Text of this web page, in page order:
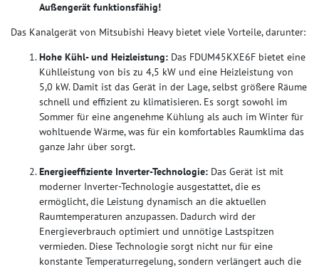
Außengerät funktionsfähig!
Das Kanalgerät von Mitsubishi Heavy bietet viele Vorteile, darunter:
Hohe Kühl- und Heizleistung: Das FDUM45KXE6F bietet eine
Kühlleistung von bis zu 4,5 kW und eine Heizleistung von
5,0 kW. Damit ist das Gerät in der Lage, selbst größere Räume
schnell und effizient zu klimatisieren. Es sorgt sowohl im
Sommer für eine angenehme Kühlung als auch im Winter für
wohltuende Wärme, was für ein komfortables Raumklima das
ganze Jahr über sorgt.
Energieeffiziente Inverter-Technologie: Das Gerät ist mit
moderner Inverter-Technologie ausgestattet, die es
ermöglicht, die Leistung dynamisch an die aktuellen
Raumtemperaturen anzupassen. Dadurch wird der
Energieverbrauch optimiert und unnötige Lastspitzen
vermieden. Diese Technologie sorgt nicht nur für eine
konstante Temperaturregelung, sondern verlängert auch die